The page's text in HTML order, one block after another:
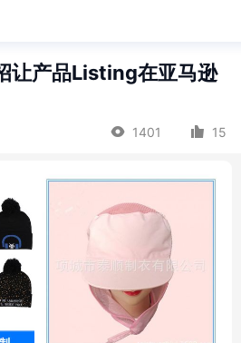
让产品Listing在亚马逊
1401 15